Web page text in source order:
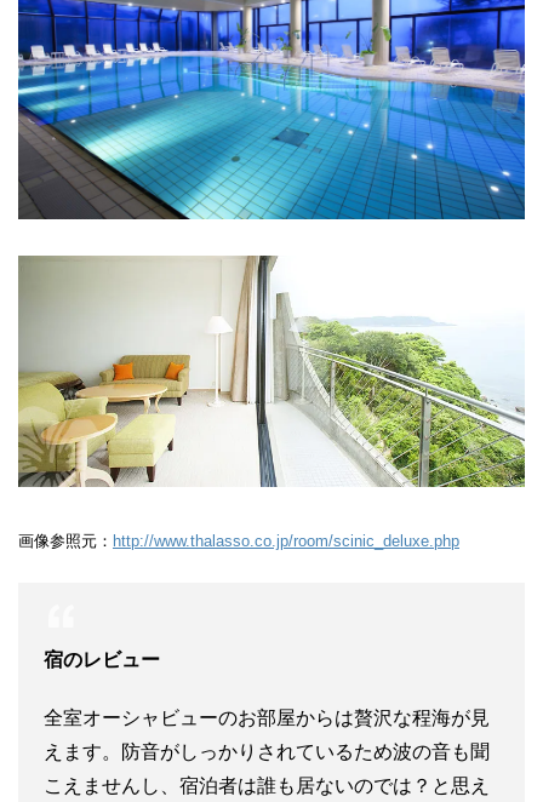
画像参照元： http://www.thalasso.co.jp/room/scinic_deluxe.php
宿のレビュー
全室オーシャビューのお部屋からは贅沢な程海が見
えます。防音がしっかりされているため波の音も聞
こえませんし、宿泊者は誰も居ないのでは？と思え